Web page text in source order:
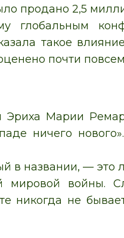
продано 2,5
глобальным
такое
почти
Эриха Марии
ничего
в названии, —
войны.
никогда не